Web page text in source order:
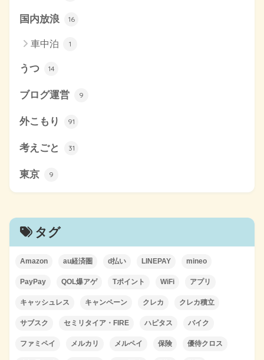
国内放浪 16
車中泊 1
うつ 14
ブログ運営 9
外こもり 91
考えごと 31
東京 9
タグ
Amazon au経済圏 d払い LINEPAY mineo
PayPay QOL爆アゲ Tポイント WiFi アプリ
キャッシュレス キャンペーン クレカ クレカ積立
サブスク セミリタイア・FIRE ハピタス バイク
ファミペイ メルカリ メルペイ 保険 優待クロス